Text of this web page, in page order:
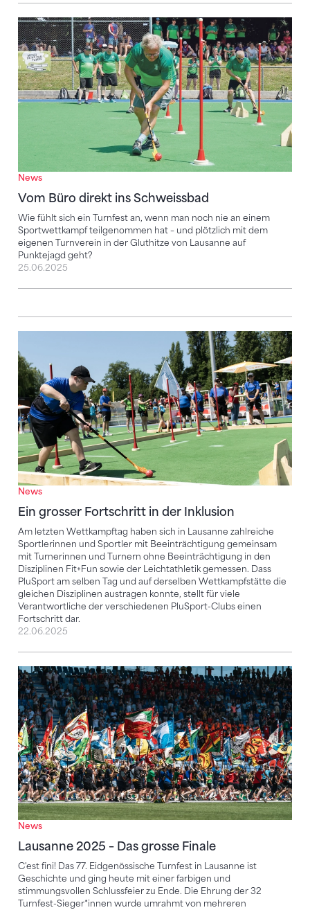
News
Vom Büro direkt ins Schweissbad
Wie fühlt sich ein Turnfest an, wenn man noch nie an einem
Sportwettkampf teilgenommen hat – und plötzlich mit dem
eigenen Turnverein in der Gluthitze von Lausanne auf
Punktejagd geht?
Vom Büro direkt ins Schweissbad
25.06.2025
News
Ein grosser Fortschritt in der Inklusion
Am letzten Wettkampftag haben sich in Lausanne zahlreiche
Sportlerinnen und Sportler mit Beeinträchtigung gemeinsam
mit Turnerinnen und Turnern ohne Beeinträchtigung in den
Disziplinen Fit+Fun sowie der Leichtathletik gemessen. Dass
PluSport am selben Tag und auf derselben Wettkampfstätte die
gleichen Disziplinen austragen konnte, stellt für viele
Verantwortliche der verschiedenen PluSport-Clubs einen
Fortschritt dar.
Ein grosser Fortschritt in der Inklusion
22.06.2025
News
Lausanne 2025 – Das grosse Finale
C'est fini! Das 77. Eidgenössische Turnfest in Lausanne ist
Geschichte und ging heute mit einer farbigen und
stimmungsvollen Schlussfeier zu Ende. Die Ehrung der 32
Turnfest-Sieger*innen wurde umrahmt von mehreren
Lausanne 2025 – Das grosse Finale